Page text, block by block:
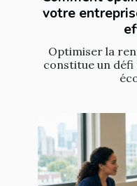
votre
Optimiser la
constitue un